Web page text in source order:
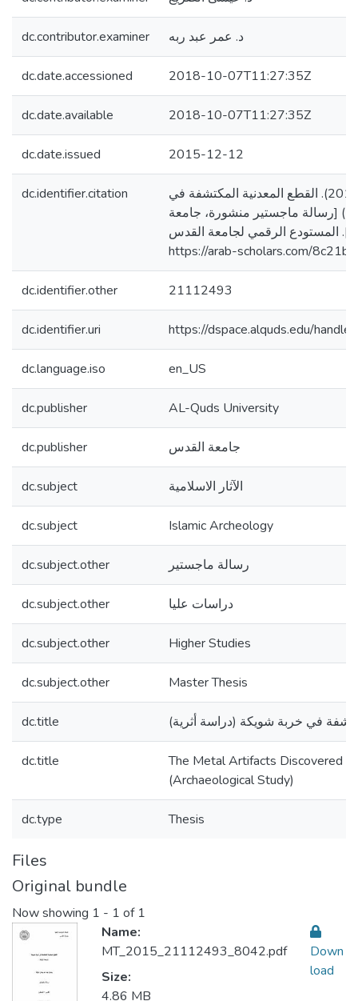
dc.contributor.examiner د. عمر عبد ربه
dc.date.accessioned 2018-10-07T11:27:35Z
dc.date.available 2018-10-07T11:27:35Z
dc.date.issued 2015-12-12
dc.identifier.citation
غزاله، بشاره جادالله. (2015). القطع المعدنية المكتشفة في
[رسالة ماجستير منشورة، جامعة
المستودع الرقمي لجامعة القدس.
https://arab-scholars.com/8c21b3
dc.identifier.other 21112493
dc.identifier.uri https://dspace.alquds.edu/
dc.language.iso en_US
dc.publisher AL-Quds University
dc.publisher جامعة القدس
dc.subject الآثار الاسلامية
dc.subject Islamic Archeology
dc.subject.other رسالة ماجستير
dc.subject.other دراسات عليا
dc.subject.other Higher Studies
dc.subject.other Master Thesis
dc.title في خربة شويكة (دراسة أثرية)
dc.title
The Metal Artifacts Discovered in
(Archaeological Study)
dc.type Thesis
Files
Original bundle
Now showing 1 - 1 of 1
Name:
MT_2015_21112493_8042.pdf
Size:
4.86 MB
Down
load